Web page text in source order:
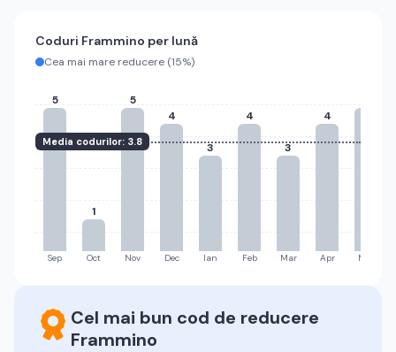
Coduri Frammino per lună
Cea mai mare reducere (15%)
Media codurilor: 3.8
5
Sep
1
Oct
5
Nov
4
Dec
3
Ian
4
Feb
3
Mar
4
Apr Mai
Cel mai bun cod de reducere
Frammino